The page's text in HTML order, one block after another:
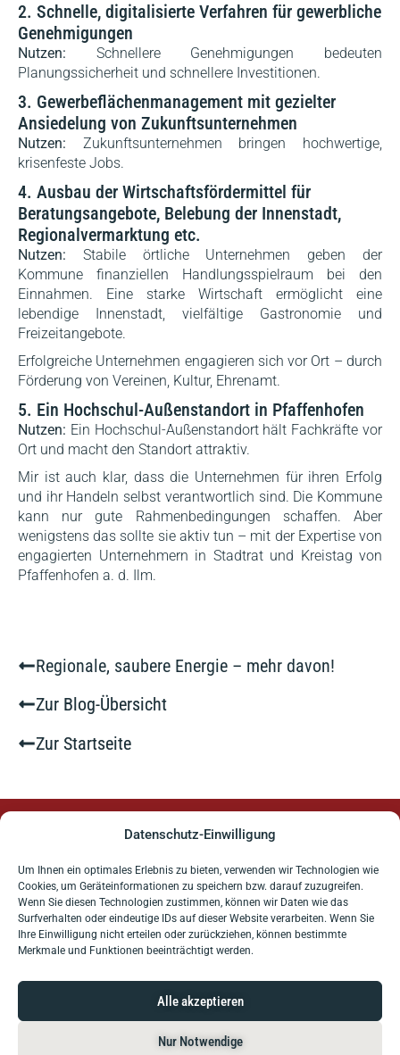
Datenschutz-Einwilligung
Um Ihnen ein optimales Erlebnis zu bieten, verwenden wir Technologien wie
Cookies, um Geräteinformationen zu speichern bzw. darauf zuzugreifen.
Wenn Sie diesen Technologien zustimmen, können wir Daten wie das
Surfverhalten oder eindeutige IDs auf dieser Website verarbeiten. Wenn Sie
Ihre Einwilligung nicht erteilen oder zurückziehen, können bestimmte
Merkmale und Funktionen beeinträchtigt werden.
Alle akzeptieren
Nur Notwendige
2. Schnelle, digitalisierte Verfahren für gewerbliche
Genehmigungen
Nutzen: Schnellere Genehmigungen bedeuten
Planungssicherheit und schnellere Investitionen.
3. Gewerbeflächenmanagement mit gezielter
Ansiedelung von Zukunftsunternehmen
Nutzen: Zukunftsunternehmen bringen hochwertige,
krisenfeste Jobs.
4. Ausbau der Wirtschaftsfördermittel für
Beratungsangebote, Belebung der Innenstadt,
Regionalvermarktung etc.
Nutzen: Stabile örtliche Unternehmen geben der
Kommune finanziellen Handlungsspielraum bei den
Einnahmen. Eine starke Wirtschaft ermöglicht eine
lebendige Innenstadt, vielfältige Gastronomie und
Freizeitangebote.
Erfolgreiche Unternehmen engagieren sich vor Ort – durch
Förderung von Vereinen, Kultur, Ehrenamt.
5. Ein Hochschul-Außenstandort in Pfaffenhofen
Nutzen: Ein Hochschul-Außenstandort hält Fachkräfte vor
Ort und macht den Standort attraktiv.
Mir ist auch klar, dass die Unternehmen für ihren Erfolg
und ihr Handeln selbst verantwortlich sind. Die Kommune
kann nur gute Rahmenbedingungen schaffen. Aber
wenigstens das sollte sie aktiv tun – mit der Expertise von
engagierten Unternehmern in Stadtrat und Kreistag von
Pfaffenhofen a. d. Ilm.
Regionale, saubere Energie – mehr davon!
Zur Blog-Übersicht
Zur Startseite
Fabian Stahl
Ich freue mich auf Ihre Ideen, Anregungen und Fragen.
E-Mail schreiben
+49 8441 408 58-11